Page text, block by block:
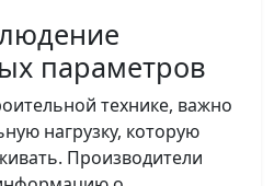
параметров
технике, важно
нагрузку, которую
Производители